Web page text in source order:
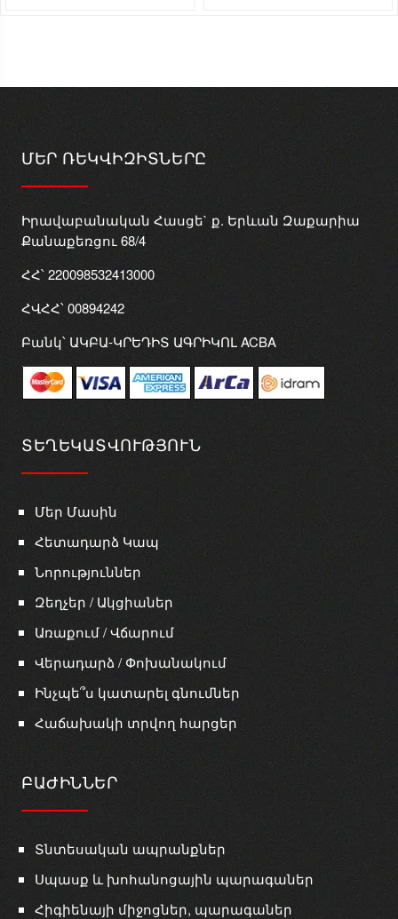
ՄԵՐ ՌԵԿՎԻԶԻՏՆԵՐԸ
Իրավաբանական Հասցե` ք. Երևան Զաքարիա
Քանաքեռցու 68/4
ՀՀ՝ 220098532413000
ՀՎՀՀ՝ 00894242
Բանկ՝ ԱԿԲԱ-ԿՐԵԴԻՏ ԱԳՐԻԿՈԼ ACBA
ՏԵՂԵԿԱՏՎՈՒԹՅՈՒՆ
Մեր Մասին
Հետադարձ Կապ
Նորություններ
Զեղչեր / Ակցիաներ
Առաքում / Վճարում
Վերադարձ / Փոխանակում
Ինչպե՞ս կատարել գնումներ
Հաճախակի տրվող հարցեր
ԲԱԺԻՆՆԵՐ
Տնտեսական ապրանքներ
Սպասք և խոհանոցային պարագաներ
Հիգիենայի միջոցներ, պարագաներ